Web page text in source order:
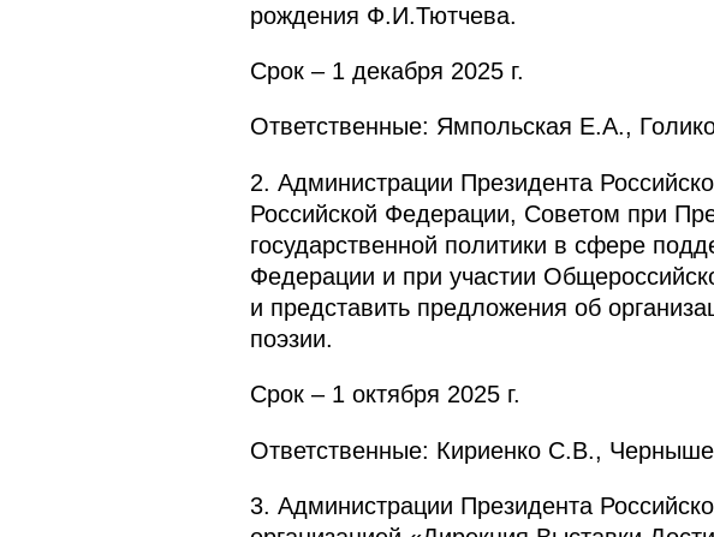
рождения Ф.И.Тютчева.
Срок – 1 декабря 2025 г.
Ответственные: Ямпольская Е.А.,
2. Администрации Президента
Российской Федерации, Советом при
государственной политики в сфере
Федерации и при участии
и представить предложения об
поэзии.
Срок – 1 октября 2025 г.
Ответственные: Кириенко С.В.,
3. Администрации Президента